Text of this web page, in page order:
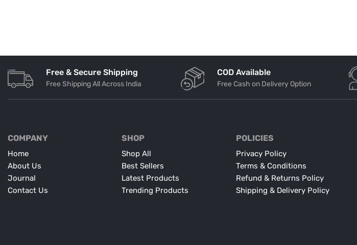
Free & Secure Shipping
Free Shipping All Across India
COD Available
Free Cash on Delivery Option
COMPANY
Home
About Us
Journal
Contact Us
SHOP
Shop All
Best Sellers
Latest Products
Trending Products
POLICIES
Privacy Policy
Terms & Conditions
Refund & Returns Policy
Shipping & Delivery Policy